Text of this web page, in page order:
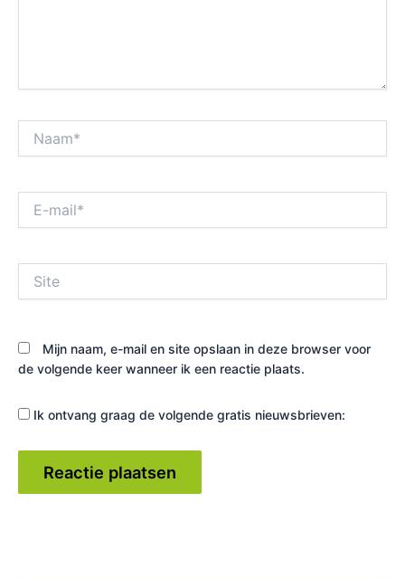
mail*
Mijn naam, e-mail en site opslaan in deze browser voor
de volgende keer wanneer ik een reactie plaats.
Ik ontvang graag de volgende gratis nieuwsbrieven: